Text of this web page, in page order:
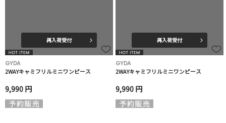
再入荷受付
GYDA
2WAYキャミフリルミニワンピース
9,990 円
再入荷受付
GYDA
2WAYキャミフリルミニワンピース
9,990 円